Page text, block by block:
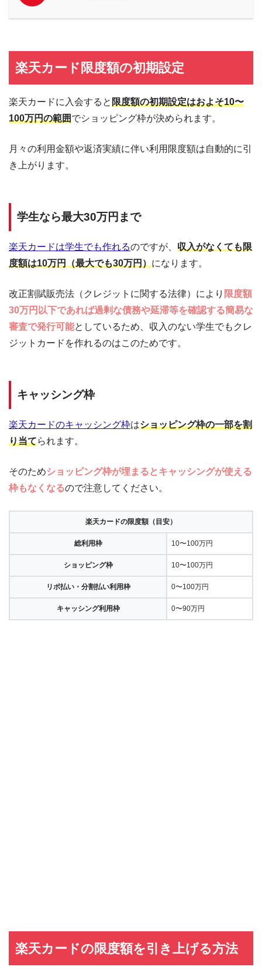
楽天カード限度額の初期設定
楽天カードに入会すると限度額の初期設定はおよそ10〜
100万円の範囲でショッピング枠が決められます。
月々の利用金額や返済実績に伴い利用限度額は自動的に引
き上がります。
学生なら最大30万円まで
楽天カードは学生でも作れるのですが、 収入がなくても限
度額は10万円（最大でも30万円）になります。
改正割賦販売法（クレジットに関する法律）により 限度額
30万円以下であれば過剰な債務や延滞等を確認する簡易な
審査で発行可能としているため、収入のない学生でもクレ
ジットカードを作れるのはこのためです。
キャッシング枠
楽天カードのキャッシング枠はショッピング枠の一部を割
り当てられます。
そのためショッピング枠が埋まるとキャッシングが使える
枠もなくなるので注意してください。
楽天カードの限度額（目安）
総利用枠 10〜100万円
ショッピング枠 10〜100万円
リボ払い・分割払い利用枠 0〜100万円
キャッシング利用枠 0〜90万円
楽天カードの限度額を引き上げる方法